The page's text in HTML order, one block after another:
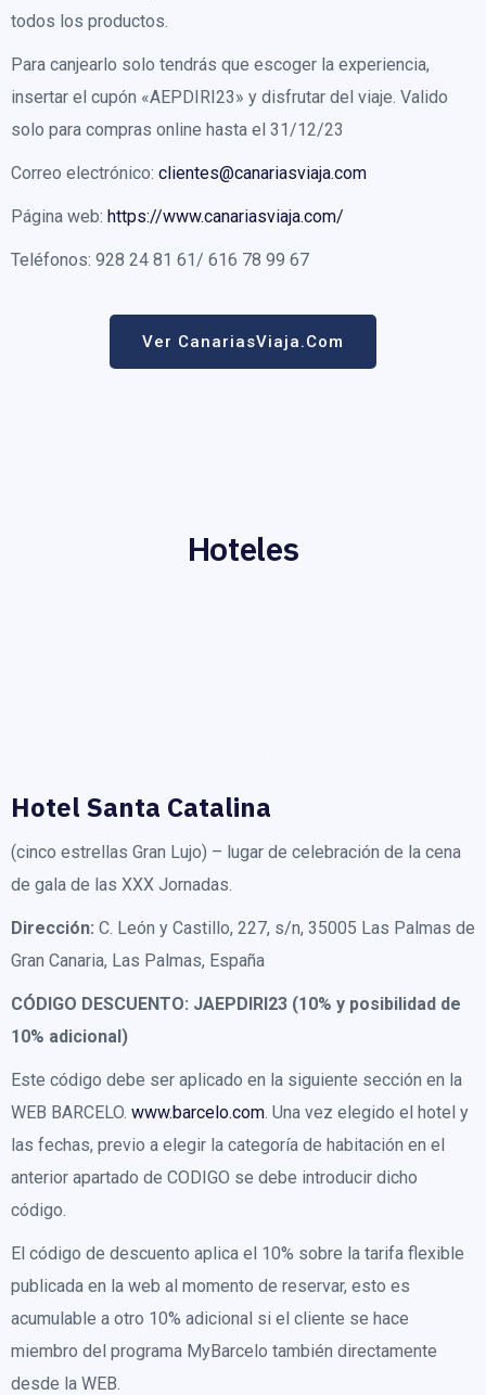
todos los productos.
Para canjearlo solo tendrás que escoger la experiencia,
insertar el cupón «AEPDIRI23» y disfrutar del viaje. Valido
solo para compras online hasta el 31/12/23
Correo electrónico: clientes@canariasviaja.com
Página web: https://www.canariasviaja.com/
Teléfonos: 928 24 81 61/ 616 78 99 67
Ver CanariasViaja.com
Hoteles
Hotel Santa Catalina
(cinco estrellas Gran Lujo) – lugar de celebración de la cena
de gala de las XXX Jornadas.
Dirección: C. León y Castillo, 227, s/n, 35005 Las Palmas de
Gran Canaria, Las Palmas, España
CÓDIGO DESCUENTO: JAEPDIRI23 (10% y posibilidad de
10% adicional)
Este código debe ser aplicado en la siguiente sección en la
WEB BARCELO. www.barcelo.com . Una vez elegido el hotel y
las fechas, previo a elegir la categoría de habitación en el
anterior apartado de CODIGO se debe introducir dicho
código.
El código de descuento aplica el 10% sobre la tarifa flexible
publicada en la web al momento de reservar, esto es
acumulable a otro 10% adicional si el cliente se hace
miembro del programa MyBarcelo también directamente
desde la WEB.